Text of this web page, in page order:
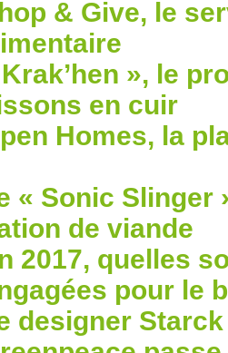
& Give, le
», le
en cuir
Homes, la
« Sonic Slinger
de viande
2017, quelles
pour le
designer